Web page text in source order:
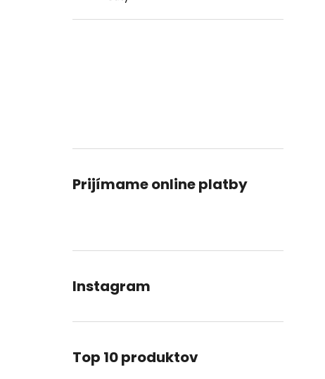
Prijímame online platby
Instagram
Top 10 produktov